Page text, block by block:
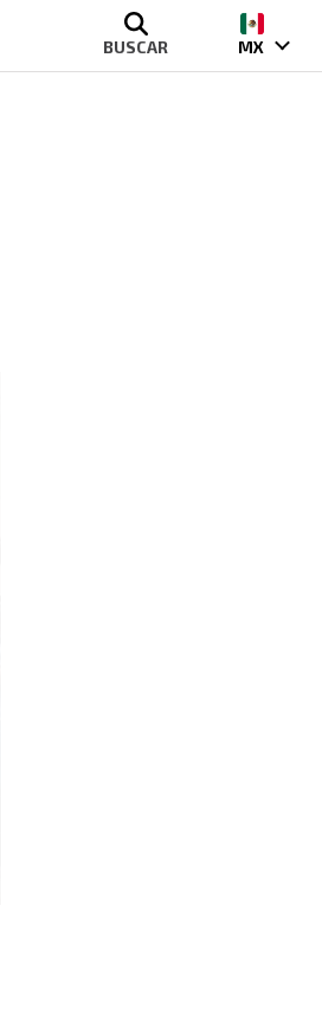
BUSCAR MX